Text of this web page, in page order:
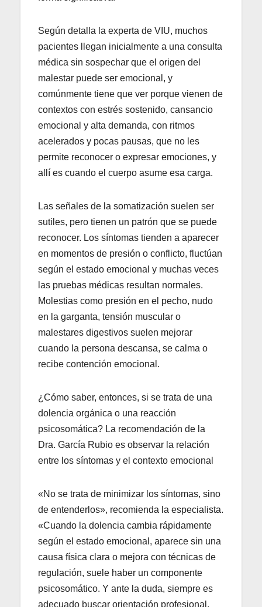
Según detalla la experta de VIU, muchos
pacientes llegan inicialmente a una consulta
médica sin sospechar que el origen del
malestar puede ser emocional, y
comúnmente tiene que ver porque vienen de
contextos con estrés sostenido, cansancio
emocional y alta demanda, con ritmos
acelerados y pocas pausas, que no les
permite reconocer o expresar emociones, y
allí es cuando el cuerpo asume esa carga.
Las señales de la somatización suelen ser
sutiles, pero tienen un patrón que se puede
reconocer. Los síntomas tienden a aparecer
en momentos de presión o conflicto, fluctúan
según el estado emocional y muchas veces
las pruebas médicas resultan normales.
Molestias como presión en el pecho, nudo
en la garganta, tensión muscular o
malestares digestivos suelen mejorar
cuando la persona descansa, se calma o
recibe contención emocional.
¿Cómo saber, entonces, si se trata de una
dolencia orgánica o una reacción
psicosomática? La recomendación de la
Dra. García Rubio es observar la relación
entre los síntomas y el contexto emocional
«No se trata de minimizar los síntomas, sino
de entenderlos», recomienda la especialista.
«Cuando la dolencia cambia rápidamente
según el estado emocional, aparece sin una
causa física clara o mejora con técnicas de
regulación, suele haber un componente
psicosomático. Y ante la duda, siempre es
adecuado buscar orientación profesional,